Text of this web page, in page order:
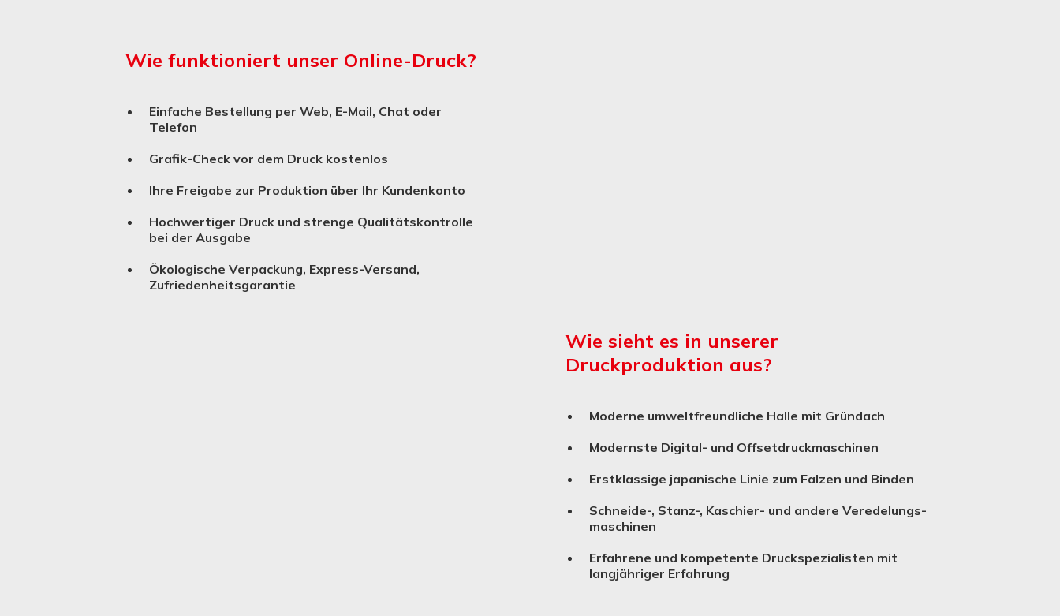
Wie funktioniert unser Online-Druck?
Einfache Bestellung per Web, E-Mail, Chat oder
Telefon
Grafik-Check vor dem Druck kostenlos
Ihre Freigabe zur Produktion über Ihr Kundenkonto
Hochwertiger Druck und strenge Qualitätskontrolle
bei der Ausgabe
Ökologische Verpackung, Express-Versand,
Zufriedenheitsgarantie
Wie sieht es in unserer
Druckproduktion aus?
Moderne umweltfreundliche Halle mit Gründach
Modernste Digital- und Offsetdruckmaschinen
Erstklassige japanische Linie zum Falzen und Binden
Schneide-, Stanz-, Kaschier- und andere Verede­lungs­
ma­schinen
Erfahrene und kompetente Druckspezialisten mit
langjähriger Erfahrung